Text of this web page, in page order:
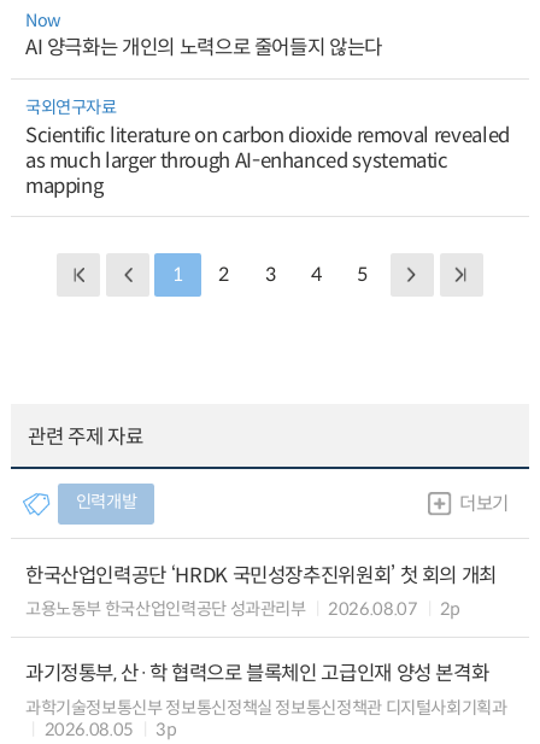
Now
AI 양극화는 개인의 노력으로 줄어들지 않는다
국외연구자료
Scientific literature on carbon dioxide removal revealed
as much larger through AI-enhanced systematic
mapping
1 2 3 4 5
관련 주제 자료
인력개발 더보기
한국산업인력공단 ‘HRDK 국민성장추진위원회’ 첫 회의 개최
고용노동부 한국산업인력공단 성과관리부 2026.08.07 2p
과기정통부, 산·학 협력으로 블록체인 고급인재 양성 본격화
과학기술정보통신부 정보통신정책실 정보통신정책관 디지털사회기획과
2026.08.05
3p